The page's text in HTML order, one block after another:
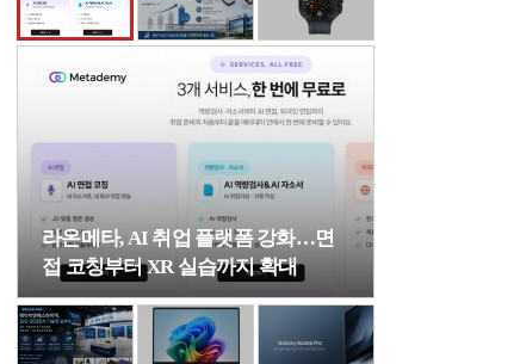
라온메타, AI 취업 플랫폼 강화…면
접 코칭부터 XR 실습까지 확대